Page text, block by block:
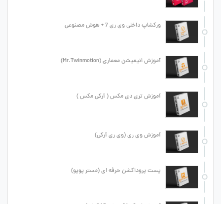
ورکشاپ داخلی وی ری 7 + هوش مصنوعی
آموزش انیمیشن معماری (Mr.Twinmotion)
آموزش تری دی مکس ( آرکی مکس )
آموزش وی ری (وی ری آرکی)
پست پروداکشن حرفه ای (مستر پوپو)